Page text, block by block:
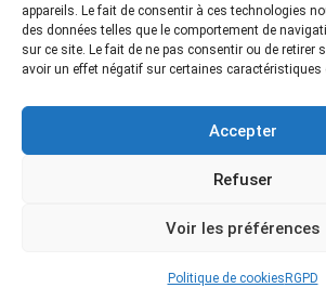
appareils. Le fait de consentir à ces technologies
des données telles que le comportement de
sur ce site. Le fait de ne pas consentir ou de retirer
avoir un effet négatif sur certaines caractéristiques
Accepter
Refuser
Voir les préférences
Politique de cookies RGPD
www.ofb.gouv.fr
Préfecture de la Vendée
www.vendee.gouv.fr
Fédération Départementale des
WordPress themes